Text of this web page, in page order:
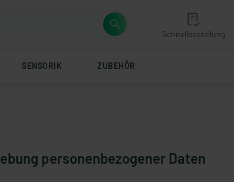
Schnellbestellung
SENSORIK ZUBEHÖR
personenbezogener Daten